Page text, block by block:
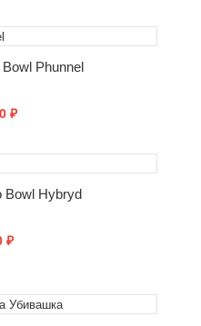
Phunnel
₽
Hybryd
₽